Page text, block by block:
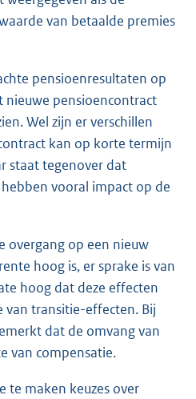
van betaalde premies
pensioenresultaten op
nieuwe pensioencontract
Wel zijn er verschillen
kan op korte termijn
staat tegenover dat
vooral impact op de
overgang op een nieuw
hoog is, er sprake is van
hoog dat deze effecten
van transitie-effecten. Bij
dat de omvang van
van compensatie.
te maken keuzes over